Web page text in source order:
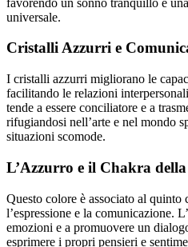
universale.
Cristalli Azzurri e
I cristalli azzurri migliorano le
facilitando le relazioni
tende a essere conciliatore e a
rifugiandosi nell’arte e nel mondo
situazioni scomode.
L’Azzurro e il Chakra
Questo colore è associato al quinto
l’espressione e la comunicazione.
emozioni e a promuovere un
esprimere i propri pensieri e